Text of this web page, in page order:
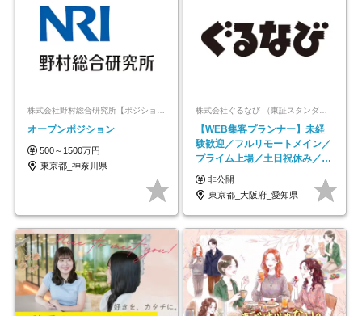
オープンポジション
500～1500万円
東京都_神奈川県
株式会社ぐるなび （東証スタンダード上場）
【WEB集客プランナー】未経
験歓迎／フルリモートメイン／
プライム上場／土日祝休み／東
京・大阪・名古屋
非公開
東京都_大阪府_愛知県